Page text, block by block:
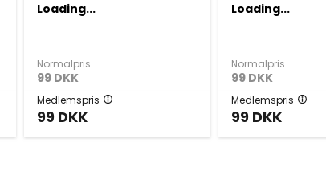
Loading...
Normalpris
99 DKK
Medlemspris
99 DKK
Loading...
Normalpris
99 DKK
Medlemspris
99 DKK